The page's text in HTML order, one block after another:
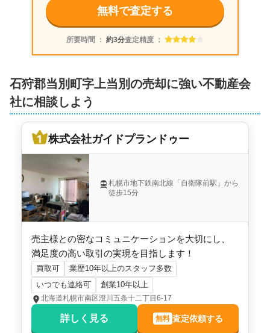
無料で査定する
所要時間 ： 約3分査定精度 ：
石狩郡当別町字上当別の売却に強い不動産会
社に相談しよう
株式会社ガイドプランドゥー
札幌市地下鉄南北線「自衛隊前駅」から
徒歩15分
売主様との密なコミュニケーションを大切にし、
満足度の高い取引の実現を目指します！
買取可
業歴10年以上のスタッフ多数
いつでも連絡可
創業10年以上
北海道札幌市南区澄川五条十二丁目6-17
詳しく見る 無料 査定依頼する